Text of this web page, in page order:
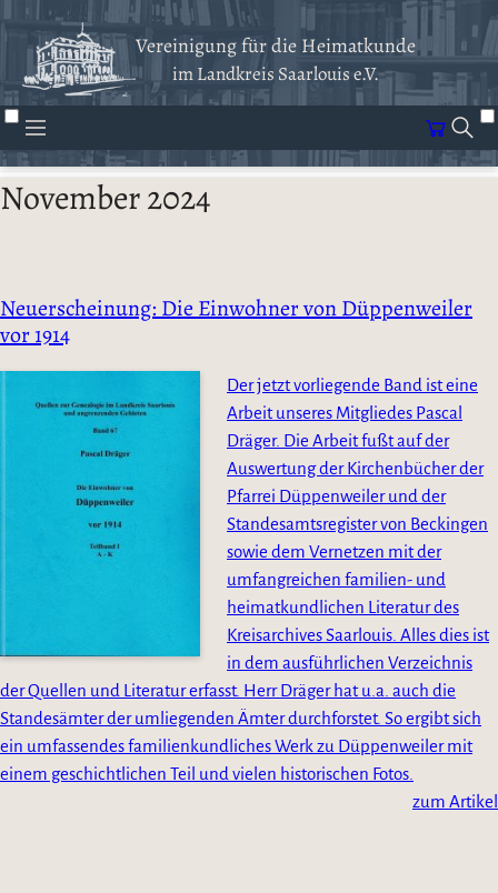
Vereinigung für die Heimatkunde
im Landkreis Saarlouis e.V.
November 2024
Neuerscheinung: Die Einwohner von Düppenweiler
vor 1914
Der jetzt vorliegende Band ist eine
Arbeit unseres Mitgliedes Pascal
Dräger. Die Arbeit fußt auf der
Auswertung der Kirchenbücher der
Pfarrei Düppenweiler und der
Standesamtsregister von Beckingen
sowie dem Vernetzen mit der
umfangreichen familien- und
heimatkundlichen Literatur des
Kreisarchives Saarlouis. Alles dies ist
in dem ausführlichen Verzeichnis
der Quellen und Literatur erfasst. Herr Dräger hat u.a. auch die
Standesämter der umliegenden Ämter durchforstet. So ergibt sich
ein umfassendes familienkundliches Werk zu Düppenweiler mit
einem geschichtlichen Teil und vielen historischen Fotos.
zum Artikel